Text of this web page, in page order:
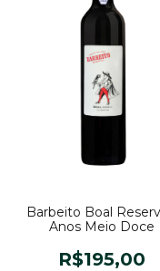
Barbeito Boal
Anos Meio Doce
R$195,00